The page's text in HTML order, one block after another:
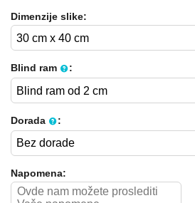
Dimenzije slike:
Blind ram :
Dorada :
Napomena: